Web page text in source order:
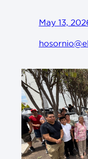
May 13,